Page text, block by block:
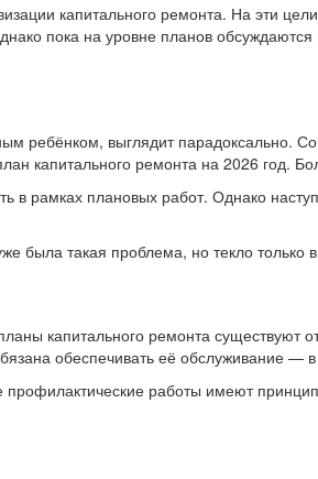
капитального ремонта. На эти
пока на уровне планов
ребёнком, выглядит парадоксально.
капитального ремонта на 2026 год.
рамках плановых работ. Однако
была такая проблема, но текло
капитального ремонта существуют
обеспечивать её обслуживание —
работы имеют